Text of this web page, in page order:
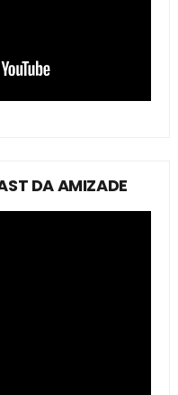
DA AMIZADE